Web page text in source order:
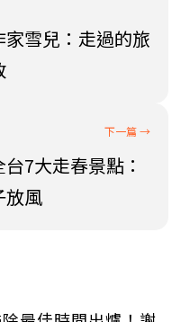
雪兒：走過的旅
7大走春景點：
放風